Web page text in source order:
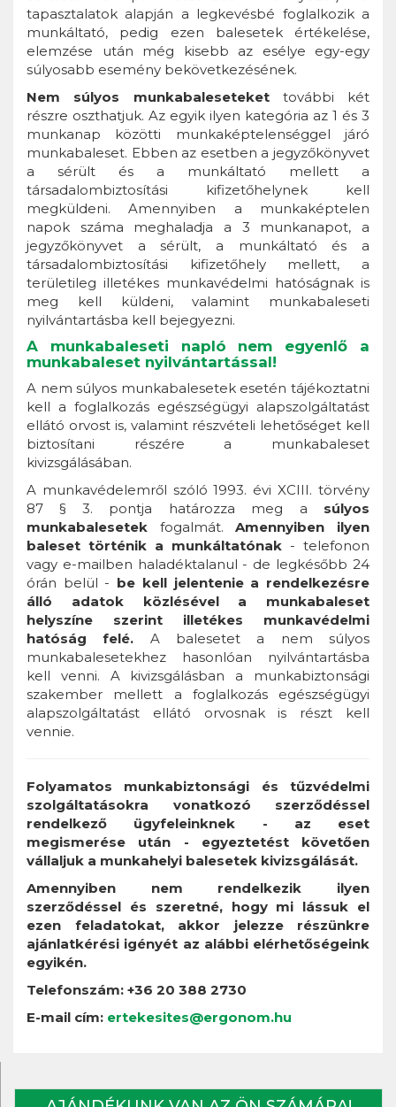
tapasztalatok alapján a legkevésbé foglalkozik a
munkáltató, pedig ezen balesetek értékelése,
elemzése után még kisebb az esélye egy-egy
súlyosabb esemény bekövetkezésének.
Nem súlyos munkabalesetekettovábbi két
részre oszthatjuk. Az egyik ilyen kategória az 1 és 3
munkanap közötti munkaképtelenséggel járó
munkabaleset. Ebben az esetben a jegyzőkönyvet
a sérült és a munkáltató mellett a
társadalombiztosítási kifizetőhelynek kell
megküldeni. Amennyiben a munkaképtelen
napok száma meghaladja a 3 munkanapot, a
jegyzőkönyvet a sérült, a munkáltató és a
társadalombiztosítási kifizetőhely mellett, a
területileg illetékes munkavédelmi hatóságnak is
meg kell küldeni, valamint munkabaleseti
nyilvántartásba kell bejegyezni.
A munkabaleseti napló nem egyenlő a
munkabaleset nyilvántartással!
A nem súlyos munkabalesetek esetén tájékoztatni
kell a foglalkozás egészségügyi alapszolgáltatást
ellátó orvost is, valamint részvételi lehetőséget kell
biztosítani részére a munkabaleset
kivizsgálásában.
A munkavédelemről szóló 1993. évi XCIII. törvény
87 § 3. pontja határozza meg a súlyos
munkabalesetek fogalmát.Amennyiben ilyen
baleset történik a munkáltatónak - telefonon
vagy e-mailben haladéktalanul - de legkésőbb 24
órán belül - be kell jelentenie a rendelkezésre
álló adatok közlésével a munkabaleset
helyszíne szerint illetékes munkavédelmi
hatóság felé. A balesetet a nem súlyos
munkabalesetekhez hasonlóan nyilvántartásba
kell venni. A kivizsgálásban a munkabiztonsági
szakember mellett a foglalkozás egészségügyi
alapszolgáltatást ellátó orvosnak is részt kell
vennie.
Folyamatos munkabiztonsági és tűzvédelmi
szolgáltatásokra vonatkozó szerződéssel
rendelkező ügyfeleinknek - az eset
megismerése után - egyeztetést követően
vállaljuk a munkahelyi balesetek kivizsgálását.
Amennyiben nem rendelkezik ilyen
szerződéssel és szeretné, hogy mi lássuk el
ezen feladatokat, akkor jelezze részünkre
ajánlatkérési igényét az alábbi elérhetőségeink
egyikén.
Telefonszám: +36 20 388 2730
E-mail cím: ertekesites@ergonom.hu